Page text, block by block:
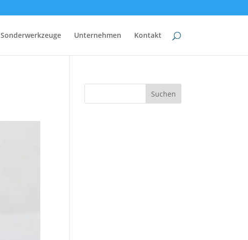
Sonderwerkzeuge Unternehmen Kontakt